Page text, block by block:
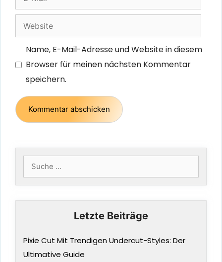
Mail
Website
Name, E-Mail-Adresse und Website in diesem
Browser für meinen nächsten Kommentar
speichern.
Suche
nach:
Letzte Beiträge
Pixie Cut Mit Trendigen Undercut-Styles: Der
Ultimative Guide